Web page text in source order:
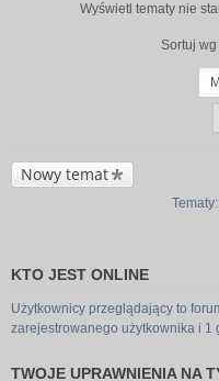
Wyświetl tematy nie
Sortuj wg
Nowy temat
KTO JEST ONLINE
Użytkownicy przeglądający to
zarejestrowanego użytkownika i 1
TWOJE UPRAWNIENIA NA